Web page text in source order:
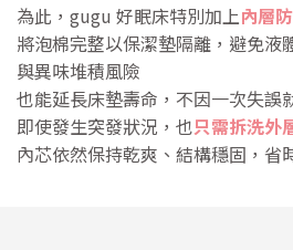
為此，gugu 好眠床特別加上內層
將泡棉完整以保潔墊隔離，避免液
與異味堆積風險
也能延長床墊壽命，不因一次失誤
即使發生突發狀況，也只需拆洗外
內芯依然保持乾爽、結構穩固，省